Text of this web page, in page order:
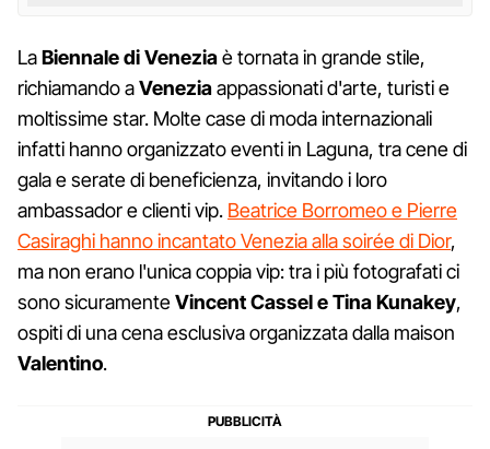
LaBiennale di Veneziaè tornata in grande stile,
richiamando aVeneziaappassionati d'arte, turisti e
moltissime star. Molte case di moda internazionali
infatti hanno organizzato eventi in Laguna, tra cene di
gala e serate di beneficienza, invitando i loro
ambassador e clienti vip. Beatrice Borromeo e Pierre
Casiraghi hanno incantato Venezia alla soirée di Dior,
ma non erano l'unica coppia vip: tra i più fotografati ci
sono sicuramenteVincent Cassel e Tina Kunakey,
ospiti di una cena esclusiva organizzata dalla maison
Valentino.